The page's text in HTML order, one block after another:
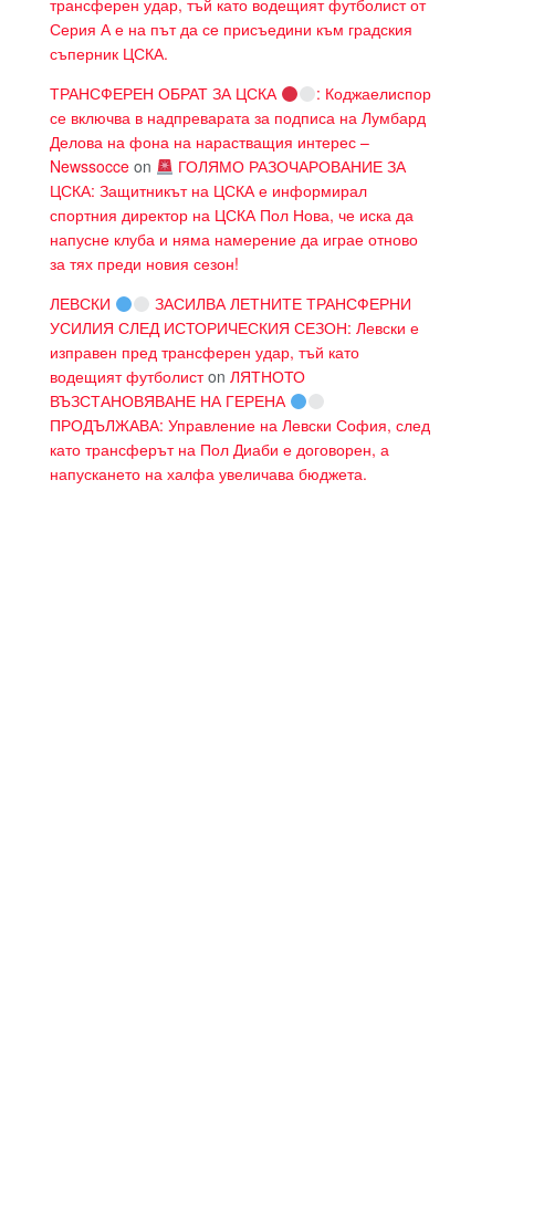
трансферен удар, тъй като водещият футболист от
Серия А е на път да се присъедини към градския
съперник ЦСКА.
ТРАНСФЕРЕН ОБРАТ ЗА ЦСКА
: Коджаелиспор
се включва в надпреварата за подписа на Лумбард
Делова на фона на нарастващия интерес –
Newssocce on
ГОЛЯМО РАЗОЧАРОВАНИЕ ЗА
ЦСКА: Защитникът на ЦСКА е информирал
спортния директор на ЦСКА Пол Нова, че иска да
напусне клуба и няма намерение да играе отново
за тях преди новия сезон!
ЛЕВСКИ
ЗАСИЛВА ЛЕТНИТЕ ТРАНСФЕРНИ
УСИЛИЯ СЛЕД ИСТОРИЧЕСКИЯ СЕЗОН: Левски е
изправен пред трансферен удар, тъй като
водещият футболистon ЛЯТНОТО
ВЪЗСТАНОВЯВАНЕ НА ГЕРЕНА
ПРОДЪЛЖАВА: Управление на Левски София, след
като трансферът на Пол Диаби е договорен, а
напускането на халфа увеличава бюджета.